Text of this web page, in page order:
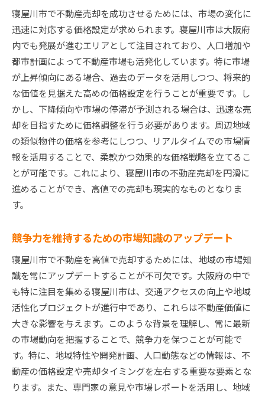
寝屋川市で不動産売却を成功させるためには、市場の変化に
迅速に対応する価格設定が求められます。寝屋川市は大阪府
内でも発展が進むエリアとして注目されており、人口増加や
都市計画によって不動産市場も活発化しています。特に市場
が上昇傾向にある場合、過去のデータを活用しつつ、将来的
な価値を見据えた高めの価格設定を行うことが重要です。し
かし、下降傾向や市場の停滞が予測される場合は、迅速な売
却を目指すために価格調整を行う必要があります。周辺地域
の類似物件の価格を参考にしつつ、リアルタイムでの市場情
報を活用することで、柔軟かつ効果的な価格戦略を立てるこ
とが可能です。これにより、寝屋川市の不動産売却を円滑に
進めることができ、高値での売却も現実的なものとなりま
す。
競争力を維持するための市場知識のアップデート
寝屋川市で不動産を高値で売却するためには、地域の市場知
識を常にアップデートすることが不可欠です。大阪府の中で
も特に注目を集める寝屋川市は、交通アクセスの向上や地域
活性化プロジェクトが進行中であり、これらは不動産価値に
大きな影響を与えます。このような背景を理解し、常に最新
の市場動向を把握することで、競争力を保つことが可能で
す。特に、地域特性や開発計画、人口動態などの情報は、不
動産の価格設定や売却タイミングを左右する重要な要素とな
ります。また、専門家の意見や市場レポートを活用し、地域